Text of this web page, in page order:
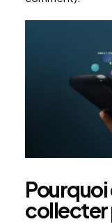
collecter